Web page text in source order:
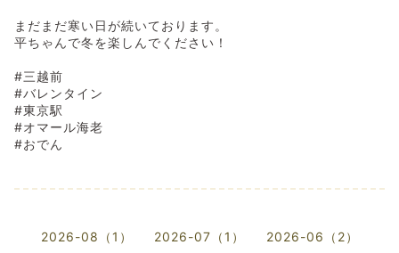
まだまだ寒い日が続いております。
平ちゃんで冬を楽しんでください！
#三越前
#バレンタイン
#東京駅
#オマール海老
#おでん
2026-08（1） 2026-07（1）
2026-06（2）